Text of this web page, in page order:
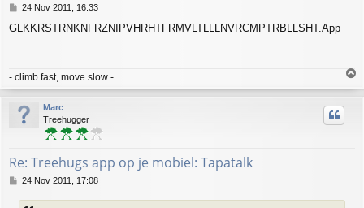
P
s
24 Nov 2011, 16:33
GLKKRSTRNKNFRZNIPVHRHTFRMVLTLLLNVRCMPTRBLLSHT.App
- climb fast, move slow -
o
p
Marc
Treehugger
Re: Treehugs app op je mobiel: Tapatalk
P
s
24 Nov 2011, 17:08